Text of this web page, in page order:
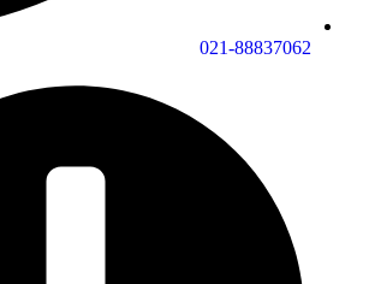
021-88837062